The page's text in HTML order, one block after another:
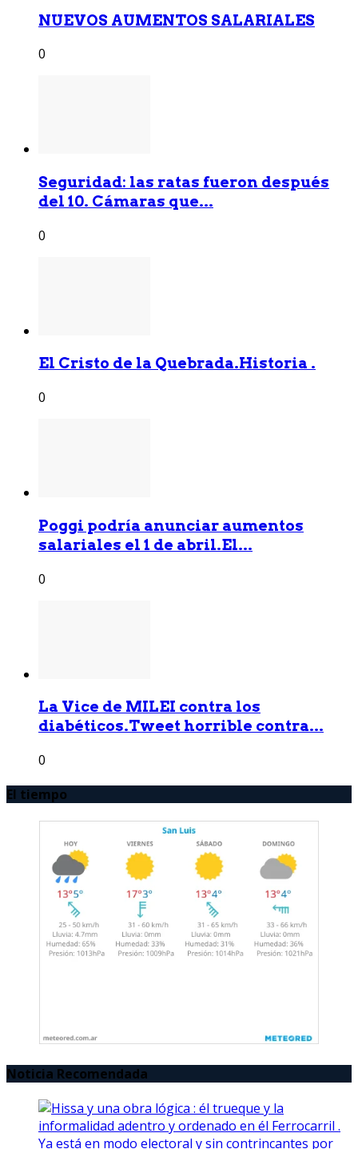
NUEVOS AUMENTOS SALARIALES
0
Seguridad: las ratas fueron después
del 10. Cámaras que...
0
El Cristo de la Quebrada.Historia .
0
Poggi podría anunciar aumentos
salariales el 1 de abril.El...
0
La Vice de MILEI contra los
diabéticos.Tweet horrible contra...
0
El tiempo
Noticia Recomendada